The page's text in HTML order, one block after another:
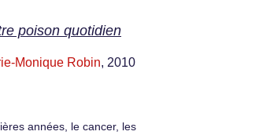
poison quotidien
Monique Robin, 2010
années, le cancer, les